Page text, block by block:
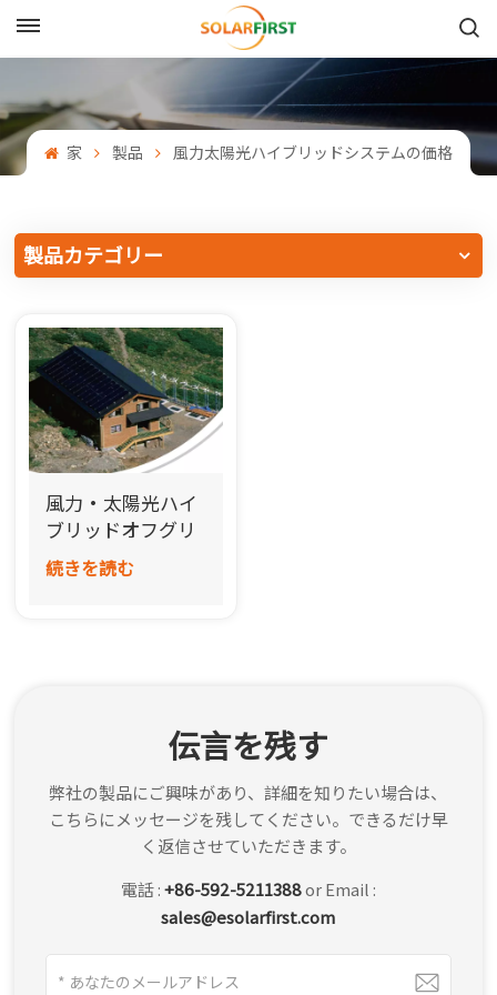
English
Français
中文
Русский
Español
Português
日本語
한국어
بالعربية
家 製品 風力太陽光ハイブリッドシステムの価格
製品カテゴリー
風力・太陽光ハイ
ブリッドオフグリ
ッドシステム
続きを読む
伝言を残す
弊社の製品にご興味があり、詳細を知りたい場合は、
こちらにメッセージを残してください。できるだけ早
く返信させていただきます。
電話 : +86-592-5211388or Email :
sales@esolarfirst.com